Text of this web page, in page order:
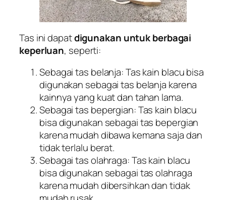
Tas ini dapatdigunakan untuk berbagai
keperluan, seperti:
Sebagai tas belanja: Tas kain blacu bisa
digunakan sebagai tas belanja karena
kainnya yang kuat dan tahan lama.
Sebagai tas bepergian: Tas kain blacu
bisa digunakan sebagai tas bepergian
karena mudah dibawa kemana saja dan
tidak terlalu berat.
Sebagai tas olahraga: Tas kain blacu
bisa digunakan sebagai tas olahraga
karena mudah dibersihkan dan tidak